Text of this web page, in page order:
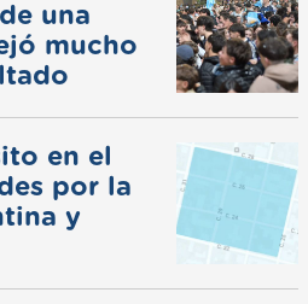
una
mucho
en el
por la
y